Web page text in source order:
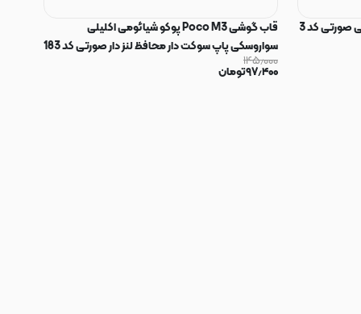
صورتی کد 3
قاب گوشی Poco M3 پوکو شیائومی اکلیلی
سواروسکی پاپ سوکت دار محافظ لنز دار صورتی کد 183
۱۴۵٫۰۰۰
۹۷٫۴۰۰تومان